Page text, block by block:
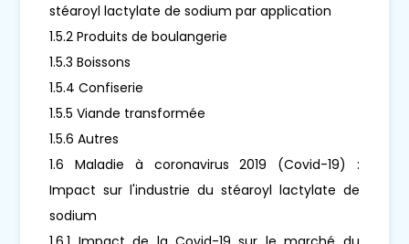
stéaroyl lactylate de sodium par application
1.5.2 Produits de boulangerie
1.5.3 Boissons
1.5.4 Confiserie
1.5.5 Viande transformée
1.5.6 Autres
1.6 Maladie à coronavirus 2019 (Covid-19) :
Impact sur l'industrie du stéaroyl lactylate de
sodium